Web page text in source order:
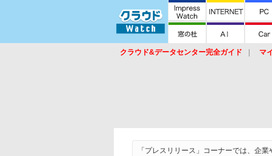
クラウド&データセンター完全ガイド マ
「プレスリリース」コーナーでは、企